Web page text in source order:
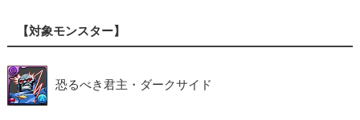
【対象モンスター】
恐るべき君主・ダークサイド